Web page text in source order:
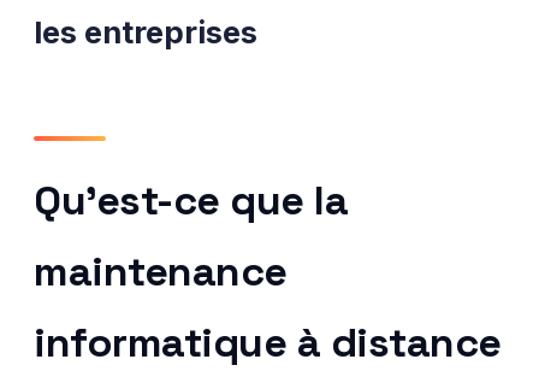
les entreprises
Qu’est-ce que la
maintenance
informatique à distance